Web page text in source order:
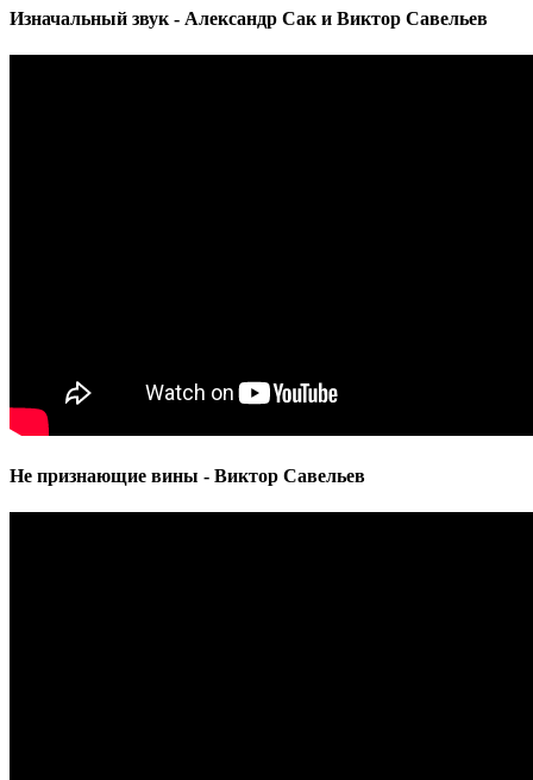
Изначальный звук - Александр Сак и Виктор Савельев
Не признающие вины - Виктор Савельев